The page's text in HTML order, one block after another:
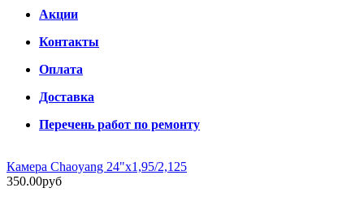
Акции
Контакты
Оплата
Доставка
Перечень работ по ремонту
Камера Chaoyang 24"x1,95/2,125
350.00руб